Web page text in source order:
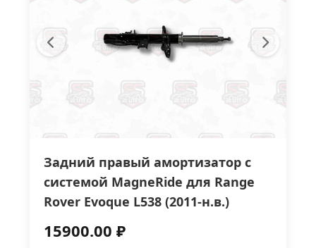
Задний правый амортизатор с
системой MagneRide для Range
Rover Evoque L538 (2011-н.в.)
15900.00 ₽